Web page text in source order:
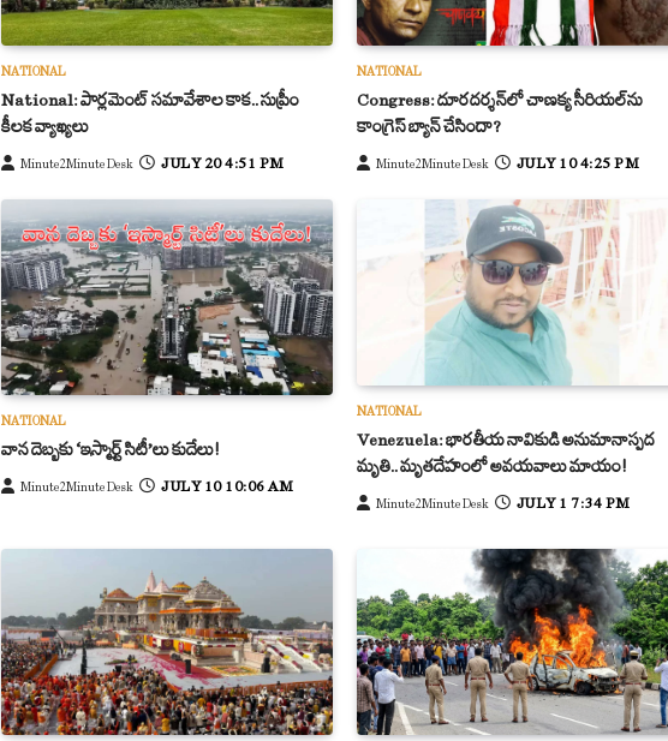
NATIONAL
National: పార్లమెంట్ సమావేశాల కాక.. సుప్రీం
కీలక వ్యాఖ్యలు
Minute2Minute Desk JULY 20 4:51 PM
NATIONAL
Congress: దూరదర్శన్‌లో చాణక్య సీరియల్‌ను
కాంగ్రెస్ బ్యాన్ చేసిందా?
Minute2Minute Desk JULY 10 4:25 PM
NATIONAL
వాన దెబ్బకు ‘ఇస్మార్ట్ సిటీ’లు కుదేలు!
Minute2Minute Desk JULY 10 10:06 AM
NATIONAL
Venezuela: భారతీయ నావికుడి అనుమానాస్పద
మృతి.. మృతదేహంలో అవయవాలు మాయం!
Minute2Minute Desk JULY 1 7:34 PM